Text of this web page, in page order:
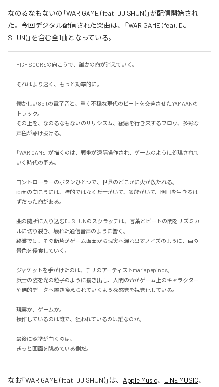
なのるなもないの「WAR GAME (feat. DJ SHUN)」が配信開始され
た。今回デジタル配信された楽曲は、「WAR GAME (feat. DJ
SHUN)」を含む全1曲となっている。
HIGH SCOREの向こうで、誰かの命が消えていく。
それはより速く、もっと効率的に。
懐かしい8bitの電子音と、重く不穏な現代のビートを交差させたYAMAANの
トラック。
その上を、なのるなもないのリリシズム、緩急を行き来するフロウ、多彩な
声色が駆け抜ける。
「WAR GAME」が描くのは、戦争が遠隔操作され、ゲームのように処理されて
いく時代の歪み。
コントローラーのボタンひとつで、世界のどこかに火が放たれる。
画面の向こうには、標的ではなく兵士がいて、家族がいて、明日を生きるは
ずだった命がある。
曲の随所に入り込むDJ SHUNのスクラッチは、言葉とビートの間をリズミカ
ルに切り裂き、壊れた通信音声のように響く。
終盤では、その断片がゲーム画面から現実へ漏れ出すノイズのように、曲の
景色を侵食していく。
ジャケットを手がけたのは、チリのアーティストmariapepinos。
兵士の姿を光の粒子のように描き出し、人間の命がゲーム上のキャラクター
や標的データへ置き換えられていくような感覚を視覚化している。
現実か、ゲームか。
操作しているのは誰で、狙われているのは誰なのか。
最後に照準が向くのは、
きっと画面を眺めている側だ。
なお「WAR GAME (feat. DJ SHUN)」は、 Apple Music、 LINE MUSIC、